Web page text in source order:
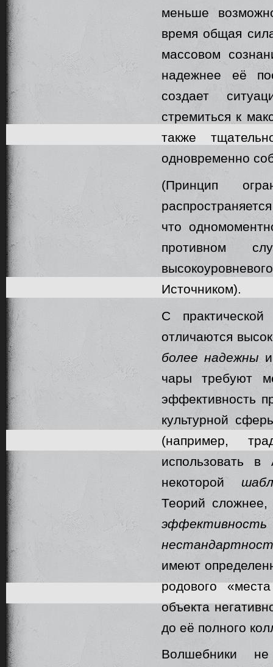
меньше
время общая
массовом
надежнее её
создает
стремиться к
также
одновременно
(Принцип
что
противном
Источником).
С
отличаются
более надежны
чары требуют
эффективность
культурной
(например,
использовать
некоторой
Теорий
имеют
родового
объекта
до её полного
Волшебники